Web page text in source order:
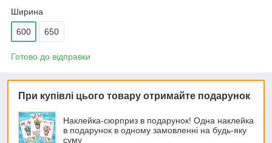
Ширина
600 650
Готово до відправки
При купівлі цього товару отримайте подарунок
Наклейка-сюрприз в подарунок! Одна наклейка
в подарунок в одному замовленні на будь-яку
суму